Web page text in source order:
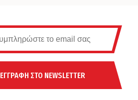
ΕΓΓΡΑΦΗ ΣΤΟ NEWSLETTER